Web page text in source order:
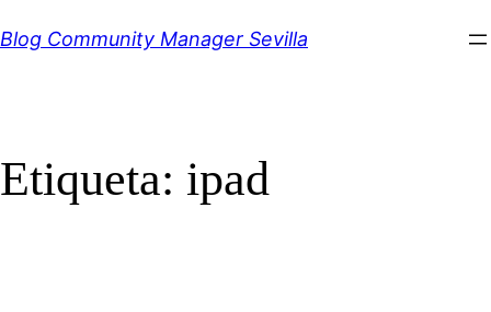
al
Blog Community Manager Sevilla
Etiqueta: ipad